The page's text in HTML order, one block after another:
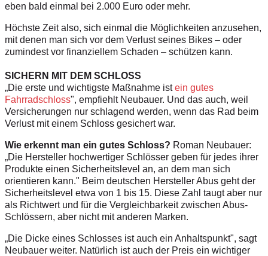
eben bald einmal bei 2.000 Euro oder mehr.
Höchste Zeit also, sich einmal die Möglichkeiten anzusehen,
mit denen man sich vor dem Verlust seines Bikes – oder
zumindest vor finanziellem Schaden – schützen kann.
SICHERN MIT DEM SCHLOSS
„Die erste und wichtigste Maßnahme istein gutes
Fahrradschloss", empfiehlt Neubauer. Und das auch, weil
Versicherungen nur schlagend werden, wenn das Rad beim
Verlust mit einem Schloss gesichert war.
Wie erkennt man ein gutes Schloss? Roman Neubauer:
„Die Hersteller hochwertiger Schlösser geben für jedes ihrer
Produkte einen Sicherheitslevel an, an dem man sich
orientieren kann." Beim deutschen Hersteller Abus geht der
Sicherheitslevel etwa von 1 bis 15. Diese Zahl taugt aber nur
als Richtwert und für die Vergleichbarkeit zwischen Abus-
Schlössern, aber nicht mit anderen Marken.
„Die Dicke eines Schlosses ist auch ein Anhaltspunkt", sagt
Neubauer weiter. Natürlich ist auch der Preis ein wichtiger